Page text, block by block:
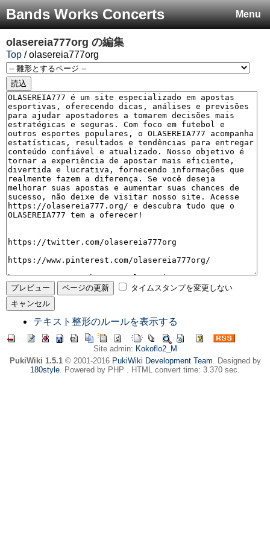
Menu
Bands Works Concerts
olasereia777org の編集
Top / olasereia777org
タイムスタンプを変更しない
テキスト整形のルールを表示する
Site admin: Kokoflo2_M
PukiWiki 1.5.1© 2001-2016 PukiWiki Development Team. Designed by
180style. Powered by PHP . HTML convert time: 3.370 sec.